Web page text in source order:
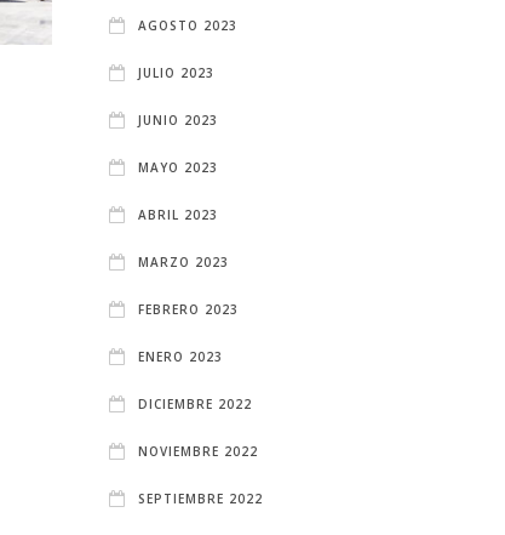
AGOSTO 2023
JULIO 2023
JUNIO 2023
MAYO 2023
ABRIL 2023
MARZO 2023
FEBRERO 2023
ENERO 2023
DICIEMBRE 2022
NOVIEMBRE 2022
SEPTIEMBRE 2022